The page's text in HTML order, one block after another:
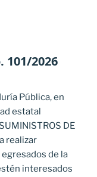
101/2026
Pública, en
estatal
DE
realizar
de la
interesados